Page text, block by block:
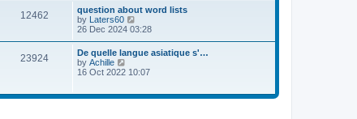
ta
e
s
t
p
o
s
t
h
e
l
a
e
t
p
12462
question about word lists
by Laters60
i
t
h
e
a
26 Dec 2024 03:28
23924
De quelle langue asiatique s'…
by Achille
t
16 Oct 2022 10:07